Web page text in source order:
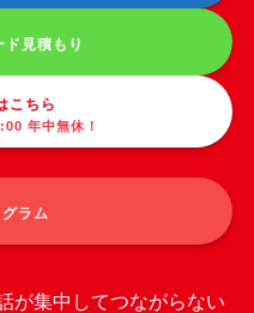
見積もり
こちら
年中無休！
ラム
が集中してつながらない